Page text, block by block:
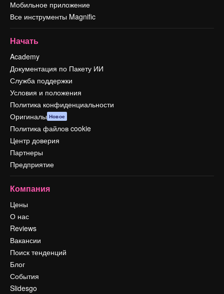
Мобильное приложение
Все инструменты Magnific
Начать
Academy
Документация по Пакету ИИ
Служба поддержки
Условия и положения
Политика конфиденциальности
Оригиналы Новое
Политика файлов cookie
Центр доверия
Партнеры
Предприятие
Компания
Цены
О нас
Reviews
Вакансии
Поиск тенденций
Блог
События
Slidesgo